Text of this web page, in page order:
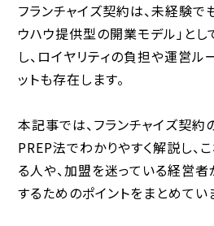
フランチャイズ契約は、未経験で
ウハウ提供型の開業モデル」とし
し、ロイヤリティの負担や運営ル
ットも存在します。
本記事では、フランチャイズ契約
PREP法でわかりやすく解説し、
る人や、加盟を迷っている経営
するためのポイントをまとめてい